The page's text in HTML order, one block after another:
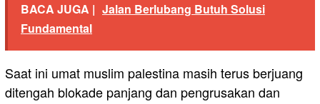
BACA JUGA | Jalan Berlubang Butuh Solusi
Fundamental
Saat ini umat muslim palestina masih terus berjuang
ditengah blokade panjang dan pengrusakan dan